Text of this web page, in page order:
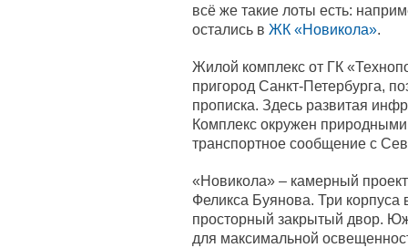
всё же такие лоты есть:
остались в ЖК «Новикола».
Жилой комплекс от ГК
пригород Санкт-Петербурга,
прописка. Здесь развитая
Комплекс окружен
транспортное сообщение с
«Новикола» – камерный
Феликса Буянова. Три
просторный закрытый двор.
для максимальной